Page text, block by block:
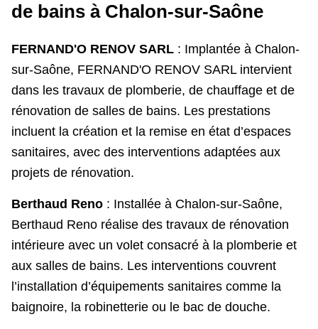
de bains à Chalon-sur-Saône
FERNAND'O RENOV SARL : Implantée à Chalon-
sur-Saône, FERNAND'O RENOV SARL intervient
dans les travaux de plomberie, de chauffage et de
rénovation de salles de bains. Les prestations
incluent la création et la remise en état d’espaces
sanitaires, avec des interventions adaptées aux
projets de rénovation.
Berthaud Reno : Installée à Chalon-sur-Saône,
Berthaud Reno réalise des travaux de rénovation
intérieure avec un volet consacré à la plomberie et
aux salles de bains. Les interventions couvrent
l’installation d’équipements sanitaires comme la
baignoire, la robinetterie ou le bac de douche.